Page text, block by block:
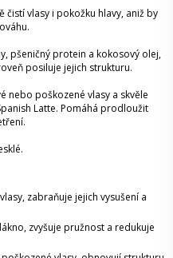
čistí vlasy i pokožku hlavy, aniž by
pšeničný protein a kokosový olej,
posiluje jejich strukturu.
nebo poškozené vlasy a skvěle
Latte. Pomáhá prodloužit
zabraňuje jejich vysušení a
zvyšuje pružnost a redukuje